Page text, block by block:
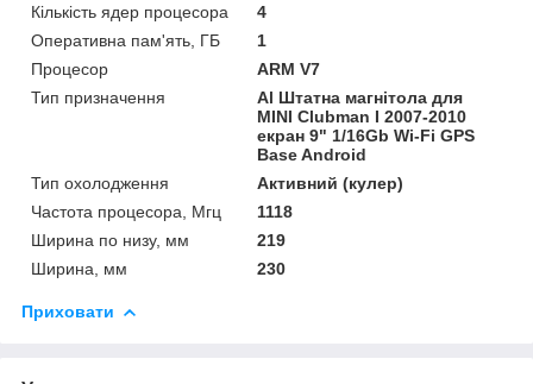
Кількість ядер процесора
4
Оперативна пам'ять, ГБ
1
Процесор
ARM V7
Тип призначення
Al Штатна магнітола для
MINI Clubman I 2007-2010
екран 9" 1/16Gb Wi-Fi GPS
Base Android
Тип охолодження
Активний (кулер)
Частота процесора, Мгц
1118
Ширина по низу, мм
219
Ширина, мм
230
Приховати